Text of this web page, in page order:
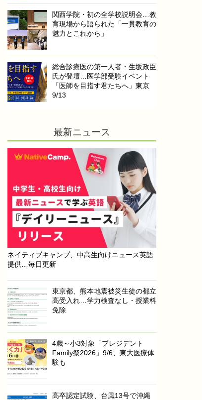
関西学院・初の全学校説明会…教
育現場から語られた「一貫教育の
魅力とこれから」
総合診療医の第一人者・生坂政臣
氏が登壇…医学部受験イベント
「医師を目指す君たちへ」東京
9/13
最新ニュース
ネイティブキャンプ、中高生向けニュース英語
提供…毎日更新
東京都、熊本地震被災生徒の都立
高受入れ…学力検査なし・授業料
免除
4歳～小3対象「プレジデント
Family祭2026」9/6、東大医療体
験も
高卒認定試験、台風13号で沖縄